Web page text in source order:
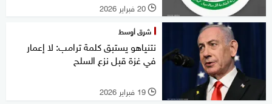
l 20 فبراير 2026
شرق أوسط
نتنياهو يستبق كلمة ترامب: لا إعمار
في غزة قبل نزع السلح
l 19 فبراير 2026